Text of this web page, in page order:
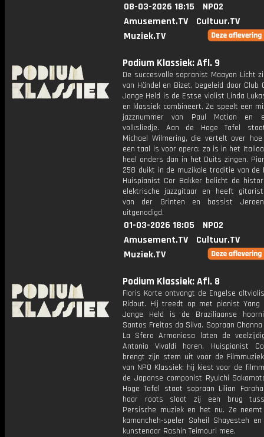
08-03-2026 18:15
NPO2
Amusement.TV
Cultuur.TV
Muziek.TV
Podium Klassiek: Afl. 9
De succesvolle sopranist Maayan Licht
van Händel en Bizet, begeleid door Club
Jonge Held is de Estse violist Linda
en klassiek combineert. Ze speelt een
jazznummer van Paul Motian en
volksliedje. Aan de Hoge Tafel
Michael Wilmering, die vertelt over hoe
een taal is voor opera: zo is in het
heel anders dan in het Duits zingen.
258 duikt in de muzikale traditie van de
Huispianist Cor Bakker belicht de
elektrische jazzgitaar en heeft
van der Grinten en bassist
uitgenodigd.
01-03-2026 18:05
NPO2
Amusement.TV
Cultuur.TV
Muziek.TV
Podium Klassiek: Afl. 8
Floris Korte ontvangt de Engelse
Ridout. Hij treedt op met pianist Yang
Jonge Held is de Braziliaanse
Santos Freitas da Silva. Sopraan
La Sfera Armoniosa laten de
Antonio Vivaldi horen. Huispianist
brengt zijn stem uit voor de
van NPO Klassiek: hij kiest voor de
de Japanse componist Ryuichi
Hoge Tafel staat sopraan Lilian
haar roots slaat zij een brug
Persische muziek en het nu. Ze
kamancheh-speler Soheil Shayesteh
kunstenaar Rashin Teimouri mee.